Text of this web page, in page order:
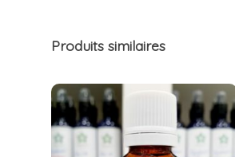
Produits similaires